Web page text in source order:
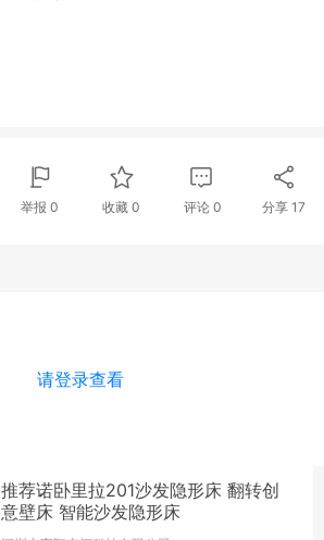
举报 0 收藏 0 评论 0 分享 17
请登录查看
推荐诺卧里拉201沙发隐形床 翻转创
意壁床 智能沙发隐形床